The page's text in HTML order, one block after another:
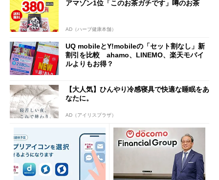
アマゾン1位「このお茶ガチです」噂のお茶
AD（ハーブ健康本舗）
UQ mobileとY!mobileの「セット割なし」新
割引を比較 ahamo、LINEMO、楽天モバイ
ルよりもお得？
【大人気】ひんやり冷感寝具で快適な睡眠をあ
なたに。
AD（アイリスプラザ）